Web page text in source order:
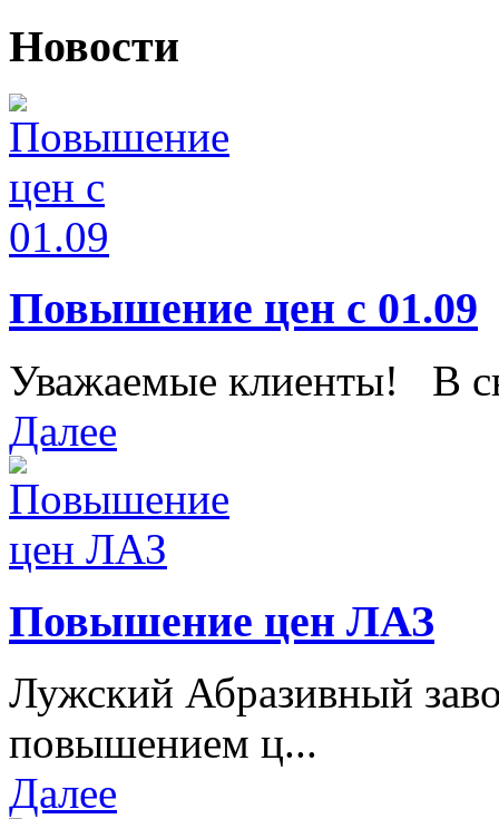
Новости
Повышение цен с 01.09
Уважаемые клиенты! В
Далее
Повышение цен ЛАЗ
Лужский Абразивный
повышением ц...
Далее